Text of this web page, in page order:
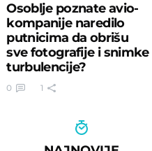
Osoblje poznate avio-
kompanije naredilo
putnicima da obrišu
sve fotografije i snimke
turbulencije?
0 1